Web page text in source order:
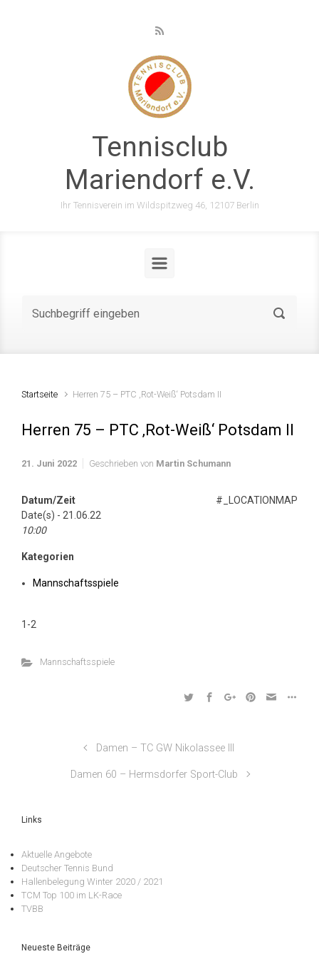
Tennisclub
Mariendorf e.V.
Ihr Tennisverein im Wildspitzweg 46, 12107 Berlin
Startseite Herren 75 – PTC ‚Rot-Weiß‘ Potsdam II
Herren 75 – PTC ‚Rot-Weiß‘ Potsdam II
21. Juni 2022 Geschrieben von Martin Schumann
#_LOCATIONMAP
Datum/Zeit
Date(s) - 21.06.22
10:00
Kategorien
Mannschaftsspiele
1-2
Mannschaftsspiele
Damen – TC GW Nikolassee III
Damen 60 – Hermsdorfer Sport-Club
Links
Aktuelle Angebote
Deutscher Tennis Bund
Hallenbelegung Winter 2020 / 2021
TCM Top 100 im LK-Race
TVBB
Neueste Beiträge